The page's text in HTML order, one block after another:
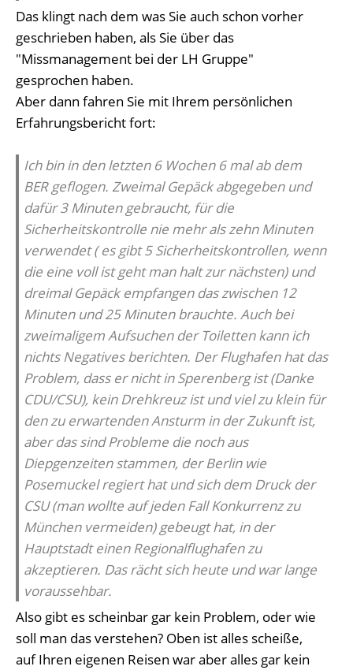
Das klingt nach dem was Sie auch schon vorher
geschrieben haben, als Sie über das
"Missmanagement bei der LH Gruppe"
gesprochen haben.
Aber dann fahren Sie mit Ihrem persönlichen
Erfahrungsbericht fort:
Ich bin in den letzten 6 Wochen 6 mal ab dem
BER geflogen. Zweimal Gepäck abgegeben und
dafür 3 Minuten gebraucht, für die
Sicherheitskontrolle nie mehr als zehn Minuten
verwendet ( es gibt 5 Sicherheitskontrollen, wenn
die eine voll ist geht man halt zur nächsten) und
dreimal Gepäck empfangen das zwischen 12
Minuten und 25 Minuten brauchte. Auch bei
zweimaligem Aufsuchen der Toiletten kann ich
nichts Negatives berichten. Der Flughafen hat das
Problem, dass er nicht in Sperenberg ist (Danke
CDU/CSU), kein Drehkreuz ist und viel zu klein für
den zu erwartenden Ansturm in der Zukunft ist,
aber das sind Probleme die noch aus
Diepgenzeiten stammen, der Berlin wie
Posemuckel regiert hat und sich dem Druck der
CSU (man wollte auf jeden Fall Konkurrenz zu
München vermeiden) gebeugt hat, in der
Hauptstadt einen Regionalflughafen zu
akzeptieren. Das rächt sich heute und war lange
voraussehbar.
Also gibt es scheinbar gar kein Problem, oder wie
soll man das verstehen? Oben ist alles scheiße,
auf Ihren eigenen Reisen war aber alles gar kein